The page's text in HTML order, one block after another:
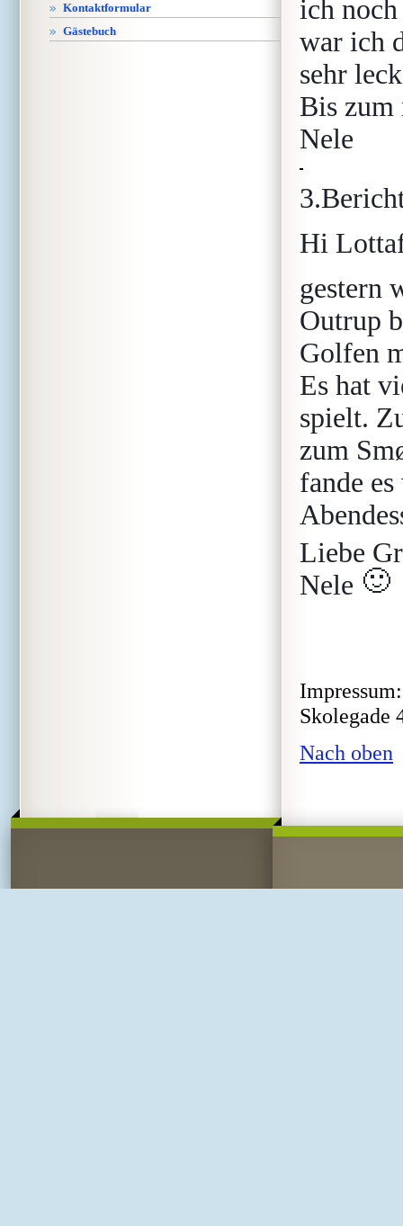
Kontaktformular
Gästebuch
ich
war ich
sehr
Bis
Nele
Hi
gestern
Outrup
Golfen
Es hat
spielt.
zum
fande
Liebe
Nele 🙂
Skolegade
Nach oben